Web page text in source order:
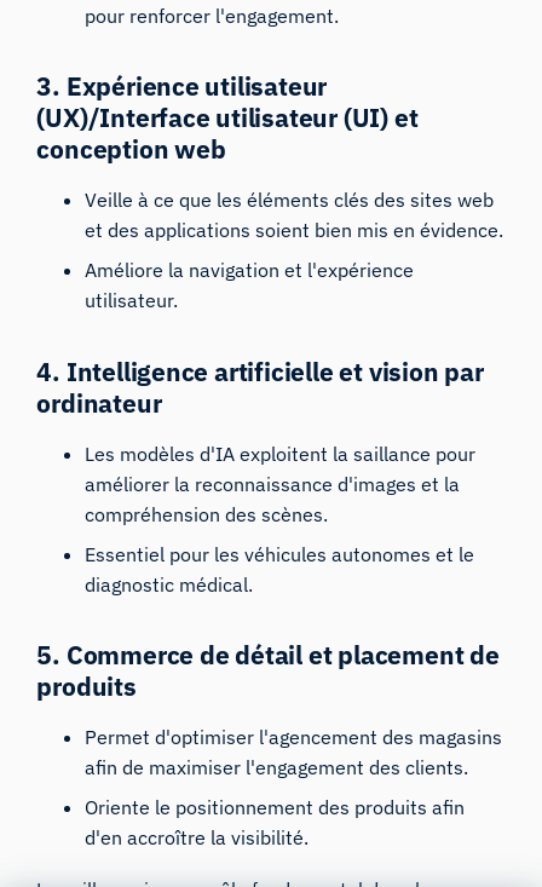
pour renforcer l'engagement.
3. Expérience utilisateur
(UX)/Interface utilisateur (UI) et
conception web
Veille à ce que les éléments clés des sites web
et des applications soient bien mis en évidence.
Améliore la navigation et l'expérience
utilisateur.
4. Intelligence artificielle et vision par
ordinateur
Les modèles d'IA exploitent la saillance pour
améliorer la reconnaissance d'images et la
compréhension des scènes.
Essentiel pour les véhicules autonomes et le
diagnostic médical.
5. Commerce de détail et placement de
produits
Permet d'optimiser l'agencement des magasins
afin de maximiser l'engagement des clients.
Oriente le positionnement des produits afin
d'en accroître la visibilité.